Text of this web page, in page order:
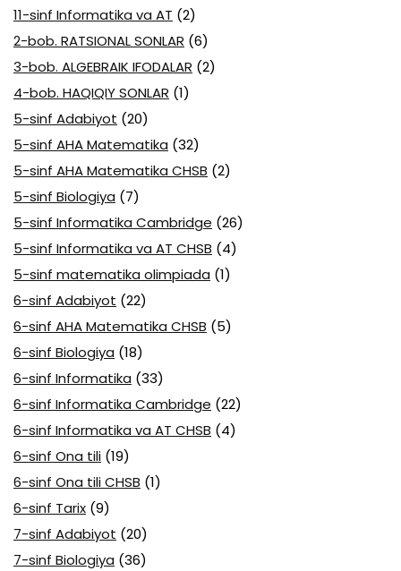
11-sinf Informatika va AT (2)
2-bob. RATSIONAL SONLAR (6)
3-bob. ALGEBRAIK IFODALAR (2)
4-bob. HAQIQIY SONLAR (1)
5-sinf Adabiyot (20)
5-sinf AHA Matematika (32)
5-sinf AHA Matematika CHSB (2)
5-sinf Biologiya (7)
5-sinf Informatika Cambridge (26)
5-sinf Informatika va AT CHSB (4)
5-sinf matematika olimpiada (1)
6-sinf Adabiyot (22)
6-sinf AHA Matematika CHSB (5)
6-sinf Biologiya (18)
6-sinf Informatika (33)
6-sinf Informatika Cambridge (22)
6-sinf Informatika va AT CHSB (4)
6-sinf Ona tili (19)
6-sinf Ona tili CHSB (1)
6-sinf Tarix (9)
7-sinf Adabiyot (20)
7-sinf Biologiya (36)